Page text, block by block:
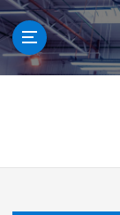
S
k
i
n